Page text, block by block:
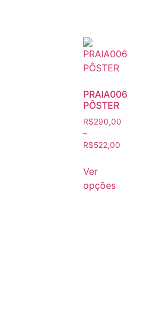
PRAIA006
PÔSTER
R$290,00
–
R$522,00
Ver
opções